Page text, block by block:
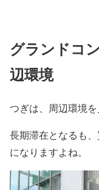
グランドコ
辺環境
つぎは、周辺環境を
長期滞在となるも
になりますよね。